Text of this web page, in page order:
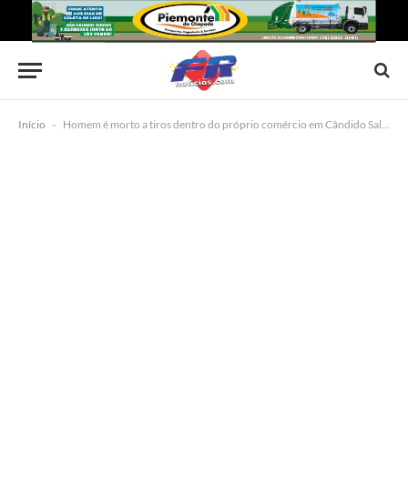
Início - Homem é morto a tiros dentro do próprio comércio em Cândido Sales